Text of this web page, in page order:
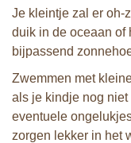
Je kleintje zal er oh-
duik in de oceaan of
bijpassend
Zwemmen met
als je kindje nog
eventuele
zorgen lekker in het